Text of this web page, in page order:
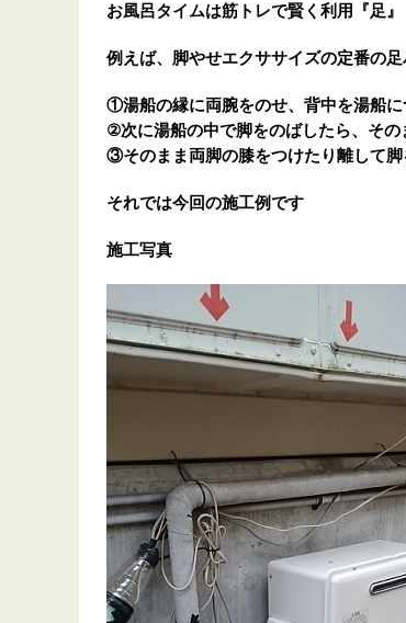
お風呂タイムは筋トレで賢く利用『足』
例えば、脚やせエクササイズの定番の
①湯船の縁に両腕をのせ、背中を湯船に
②次に湯船の中で脚をのばしたら、その
③そのまま両脚の膝をつけたり離して脚
それでは今回の施工例です
施工写真